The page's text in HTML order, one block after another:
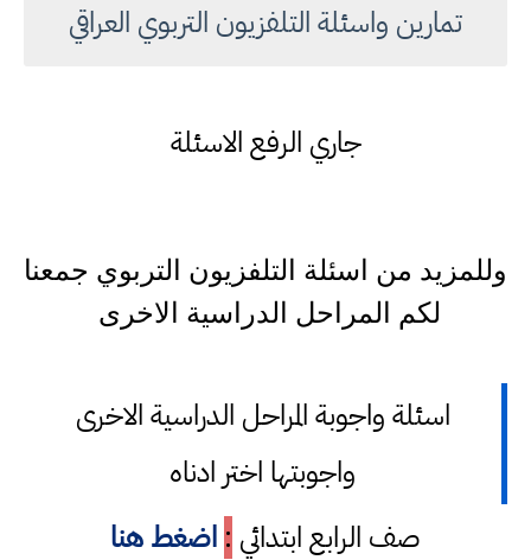
تمارين واسئلة التلفزيون التربوي العراقي
جاري الرفع الاسئلة
وللمزيد من اسئلة التلفزيون التربوي جمعنا
لكم المراحل الدراسية الاخرى
اسئلة واجوبة المراحل الدراسية الاخرى
واجوبتها اختر ادناه
صف الرابع ابتدائي : اضغط هنا